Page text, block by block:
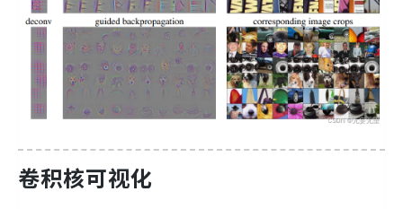
卷积核可视化